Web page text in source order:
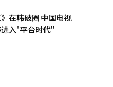
》在韩破圈 中国电视
入"平台时代"